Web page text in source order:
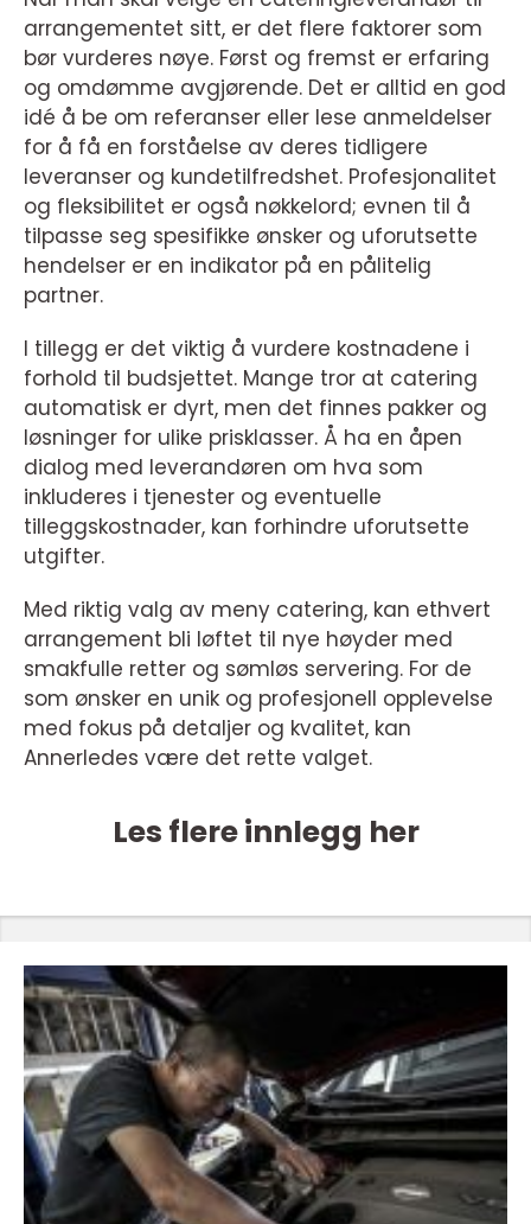
arrangementet sitt, er det flere faktorer som
bør vurderes nøye. Først og fremst er erfaring
og omdømme avgjørende. Det er alltid en god
idé å be om referanser eller lese anmeldelser
for å få en forståelse av deres tidligere
leveranser og kundetilfredshet. Profesjonalitet
og fleksibilitet er også nøkkelord; evnen til å
tilpasse seg spesifikke ønsker og uforutsette
hendelser er en indikator på en pålitelig
partner.
I tillegg er det viktig å vurdere kostnadene i
forhold til budsjettet. Mange tror at catering
automatisk er dyrt, men det finnes pakker og
løsninger for ulike prisklasser. Å ha en åpen
dialog med leverandøren om hva som
inkluderes i tjenester og eventuelle
tilleggskostnader, kan forhindre uforutsette
utgifter.
Med riktig valg av meny catering, kan ethvert
arrangement bli løftet til nye høyder med
smakfulle retter og sømløs servering. For de
som ønsker en unik og profesjonell opplevelse
med fokus på detaljer og kvalitet, kan
Annerledes være det rette valget.
Les flere innlegg her